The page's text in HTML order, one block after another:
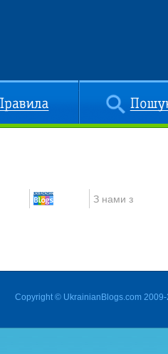
Пошук
З нами з
Copyright © UkrainianBlogs.com 2009-